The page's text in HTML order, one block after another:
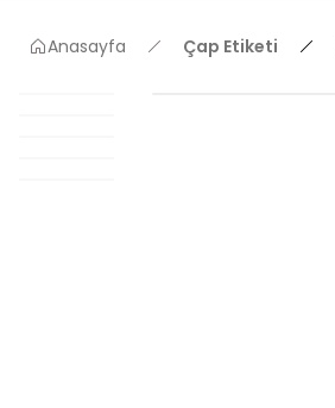
Anasayfa Çap Etiketi